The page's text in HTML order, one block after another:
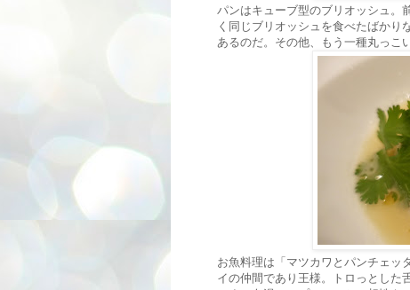
パンはキューブ型のブリオッシュ。
く同じブリオッシュを食べたばかり
あるのだ。その他、もう一種丸っこ
お魚料理は「マツカワとパンチェッ
イの仲間であり王様。トロっとした